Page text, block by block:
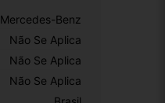
Mercedes-Benz
Não Se Aplica
Não Se Aplica
Não Se Aplica